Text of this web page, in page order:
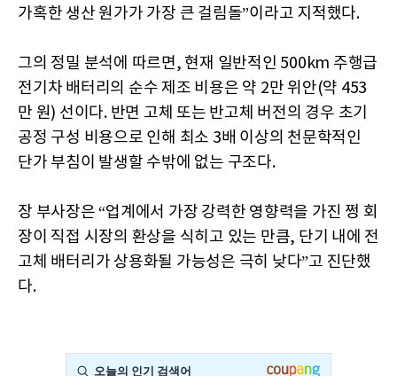
가혹한 생산 원가가 가장 큰 걸림돌”이라고 지적했다.
그의 정밀 분석에 따르면, 현재 일반적인 500km 주행급
전기차 배터리의 순수 제조 비용은 약 2만 위안(약 453
만 원) 선이다. 반면 고체 또는 반고체 버전의 경우 초기
공정 구성 비용으로 인해 최소 3배 이상의 천문학적인
단가 부침이 발생할 수밖에 없는 구조다.
장 부사장은 “업계에서 가장 강력한 영향력을 가진 쩡 회
장이 직접 시장의 환상을 식히고 있는 만큼, 단기 내에 전
고체 배터리가 상용화될 가능성은 극히 낮다”고 진단했
다.